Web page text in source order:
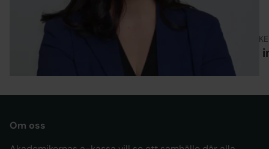
Är man värdelös när man är arbetslös? Att
Om oss